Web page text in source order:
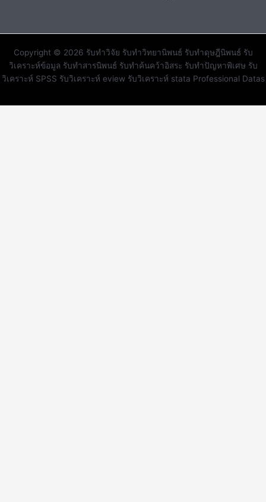
Copyright © 2026 รับทำวิจัย รับทำวิทยานิพนธ์ รับทำดุษฎีนิพนธ์ รับ
วิเคราะห์ข้อมูล รับทำสารนิพนธ์ รับทำค้นคว้าอิสระ รับทำปัญหาพิเศษ รับ
วิเคราะห์ SPSS รับวิเคราะห์ eview รับวิเคราะห์ stata Professional Datas